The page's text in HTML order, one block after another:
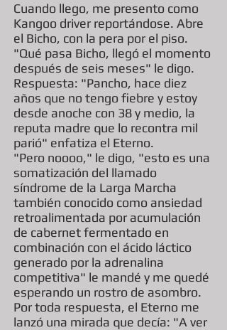
Cuando llego, me presento como
Kangoo driver reportándose. Abre
el Bicho, con la pera por el piso.
"Qué pasa Bicho, llegó el momento
después de seis meses" le digo.
Respuesta: "Pancho, hace diez
años que no tengo fiebre y estoy
desde anoche con 38 y medio, la
reputa madre que lo recontra mil
parió" enfatiza el Eterno.
"Pero noooo," le digo, "esto es una
somatización del llamado
síndrome de la Larga Marcha
también conocido como ansiedad
retroalimentada por acumulación
de cabernet fermentado en
combinación con el ácido láctico
generado por la adrenalina
competitiva" le mandé y me quedé
esperando un rostro de asombro.
Por toda respuesta, el Eterno me
lanzó una mirada que decía: "A ver